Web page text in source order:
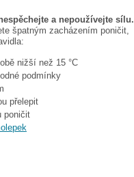
a nepoužívejte sílu.
špatným zacházením poničit,
nižší než 15 °C
podmínky
přelepit
poničit